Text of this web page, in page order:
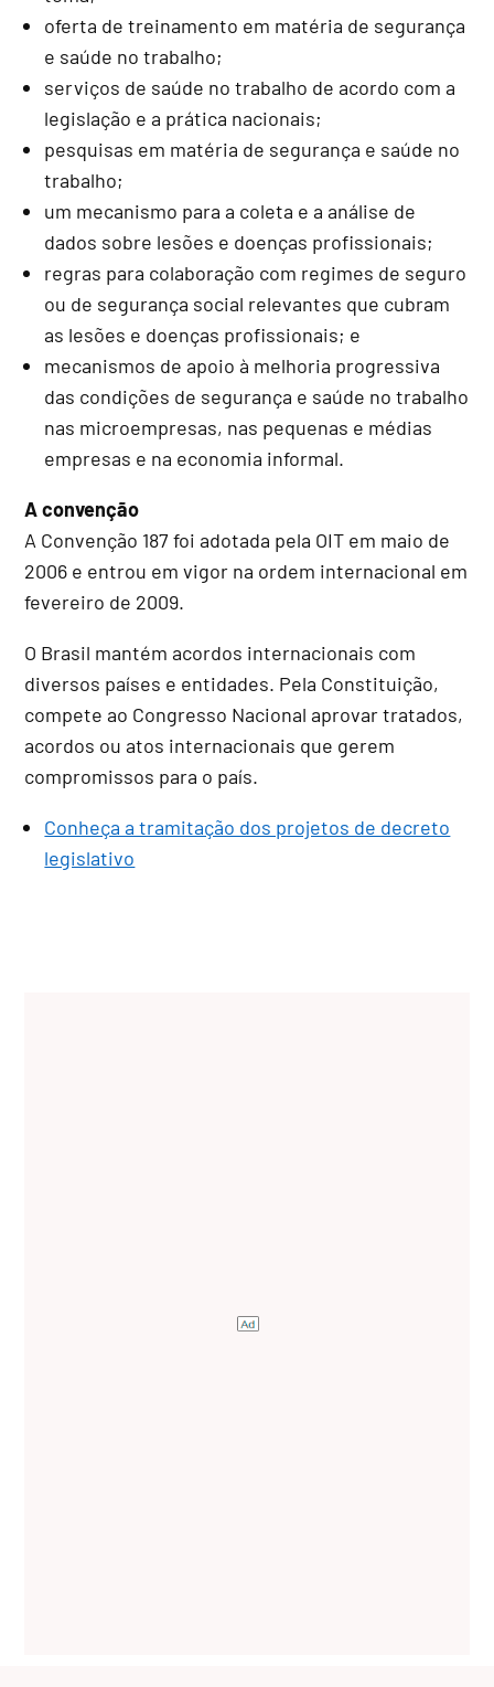
oferta de treinamento em matéria de segurança
e saúde no trabalho;
serviços de saúde no trabalho de acordo com a
legislação e a prática nacionais;
pesquisas em matéria de segurança e saúde no
trabalho;
um mecanismo para a coleta e a análise de
dados sobre lesões e doenças profissionais;
regras para colaboração com regimes de seguro
ou de segurança social relevantes que cubram
as lesões e doenças profissionais; e
mecanismos de apoio à melhoria progressiva
das condições de segurança e saúde no trabalho
nas microempresas, nas pequenas e médias
empresas e na economia informal.
A convenção
A Convenção 187 foi adotada pela OIT em maio de
2006 e entrou em vigor na ordem internacional em
fevereiro de 2009.
O Brasil mantém acordos internacionais com
diversos países e entidades. Pela Constituição,
compete ao Congresso Nacional aprovar tratados,
acordos ou atos internacionais que gerem
compromissos para o país.
Conheça a tramitação dos projetos de decreto
legislativo